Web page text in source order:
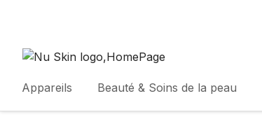
Appareils Beauté & Soins de la peau